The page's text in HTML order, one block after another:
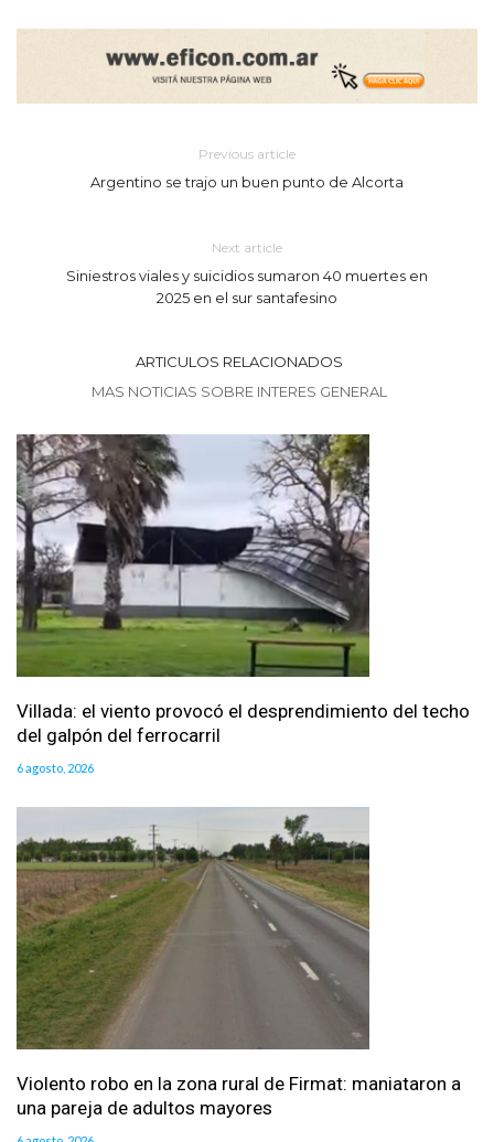
Previous article
Argentino se trajo un buen punto de Alcorta
Next article
Siniestros viales y suicidios sumaron 40 muertes en
2025 en el sur santafesino
ARTICULOS RELACIONADOS
MAS NOTICIAS SOBRE INTERES GENERAL
Villada: el viento provocó el desprendimiento del techo
del galpón del ferrocarril
6 agosto, 2026
Violento robo en la zona rural de Firmat: maniataron a
una pareja de adultos mayores